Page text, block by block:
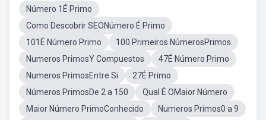
Número 1É Primo
Como Descobrir SEONúmero É Primo
101É Número Primo
100 Primeiros NúmerosPrimos
Numeros PrimosY Compuestos
47É Número Primo
Numeros PrimosEntre Si
27É Primo
Números PrimosDe 2 a 150
Qual É OMaior Número
Maior Número PrimoConhecido
Numeros Primos0 a 9